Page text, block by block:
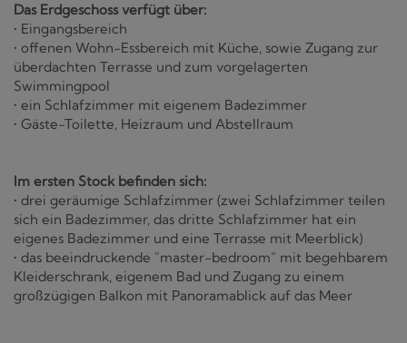
Das Erdgeschoss verfügt über:
• Eingangsbereich
• offenen Wohn-Essbereich mit Küche, sowie Zugang zur
überdachten Terrasse und zum vorgelagerten
Swimmingpool
• ein Schlafzimmer mit eigenem Badezimmer
• Gäste-Toilette, Heizraum und Abstellraum
Im ersten Stock befinden sich:
• drei geräumige Schlafzimmer (zwei Schlafzimmer teilen
sich ein Badezimmer, das dritte Schlafzimmer hat ein
eigenes Badezimmer und eine Terrasse mit Meerblick)
• das beeindruckende "master-bedroom" mit begehbarem
Kleiderschrank, eigenem Bad und Zugang zu einem
großzügigen Balkon mit Panoramablick auf das Meer